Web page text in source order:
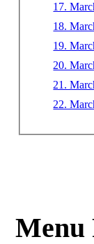
17.
18.
19.
20.
21.
22.
Menu